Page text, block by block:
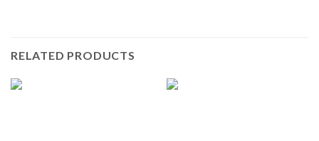
RELATED PRODUCTS